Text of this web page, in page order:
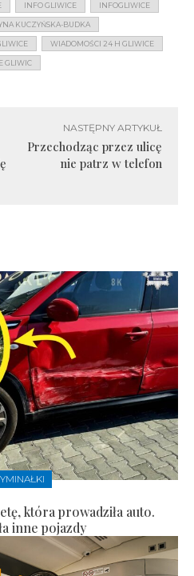
INFO GLIWICE INFOGLIWICE
KUCZYŃSKA-BUDKA
WIADOMOŚCI 24 H GLIWICE
GLIWIC
NASTĘPNY ARTYKUŁ
Przechodząc przez ulicę
nie patrz w telefon
która prowadziła auto.
inne pojazdy